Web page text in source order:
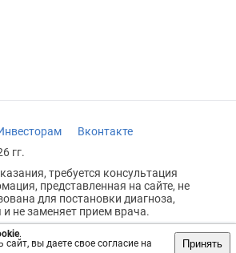
.
вы даете свое согласие на
Принять
Вконтакте
гг.
требуется консультация
представленная на сайте, не
для постановки диагноза,
и не заменяет прием врача.
18+